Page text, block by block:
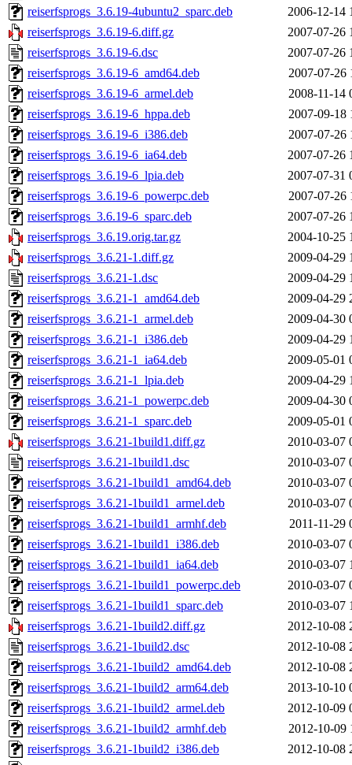
reiserfsprogs_3.6.19-4ubuntu2_sparc.deb
2006-12-14
reiserfsprogs_3.6.19-6.diff.gz
2007-07-26
reiserfsprogs_3.6.19-6.dsc
2007-07-26
reiserfsprogs_3.6.19-6_amd64.deb
2007-07-26
reiserfsprogs_3.6.19-6_armel.deb
2008-11-14
reiserfsprogs_3.6.19-6_hppa.deb
2007-09-18
reiserfsprogs_3.6.19-6_i386.deb
2007-07-26
reiserfsprogs_3.6.19-6_ia64.deb
2007-07-26
reiserfsprogs_3.6.19-6_lpia.deb
2007-07-31
reiserfsprogs_3.6.19-6_powerpc.deb
2007-07-26
reiserfsprogs_3.6.19-6_sparc.deb
2007-07-26
reiserfsprogs_3.6.19.orig.tar.gz
2004-10-25
reiserfsprogs_3.6.21-1.diff.gz
2009-04-29
reiserfsprogs_3.6.21-1.dsc
2009-04-29
reiserfsprogs_3.6.21-1_amd64.deb
2009-04-29
reiserfsprogs_3.6.21-1_armel.deb
2009-04-30
reiserfsprogs_3.6.21-1_i386.deb
2009-04-29
reiserfsprogs_3.6.21-1_ia64.deb
2009-05-01
reiserfsprogs_3.6.21-1_lpia.deb
2009-04-29
reiserfsprogs_3.6.21-1_powerpc.deb
2009-04-30
reiserfsprogs_3.6.21-1_sparc.deb
2009-05-01
reiserfsprogs_3.6.21-1build1.diff.gz
2010-03-07
reiserfsprogs_3.6.21-1build1.dsc
2010-03-07
reiserfsprogs_3.6.21-1build1_amd64.deb
2010-03-07
reiserfsprogs_3.6.21-1build1_armel.deb
2010-03-07
reiserfsprogs_3.6.21-1build1_armhf.deb
2011-11-29
reiserfsprogs_3.6.21-1build1_i386.deb
2010-03-07
reiserfsprogs_3.6.21-1build1_ia64.deb
2010-03-07
reiserfsprogs_3.6.21-1build1_powerpc.deb
2010-03-07
reiserfsprogs_3.6.21-1build1_sparc.deb
2010-03-07
reiserfsprogs_3.6.21-1build2.diff.gz
2012-10-08
reiserfsprogs_3.6.21-1build2.dsc
2012-10-08
reiserfsprogs_3.6.21-1build2_amd64.deb
2012-10-08
reiserfsprogs_3.6.21-1build2_arm64.deb
2013-10-10
reiserfsprogs_3.6.21-1build2_armel.deb
2012-10-09
reiserfsprogs_3.6.21-1build2_armhf.deb
2012-10-09
reiserfsprogs_3.6.21-1build2_i386.deb
2012-10-08